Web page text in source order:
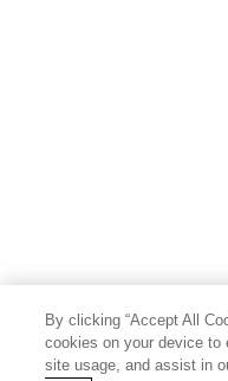
By clicking “Accept All
cookies on your device to
site usage, and assist in